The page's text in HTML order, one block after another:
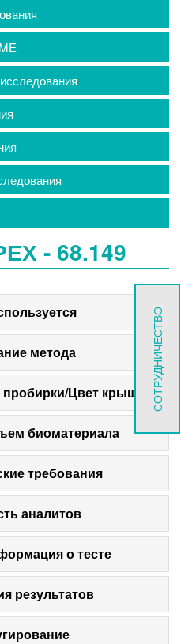
- 68.149
метода
Цвет крышки
биоматериала
требования
аналитов
о тесте
результатов
СОТРУДНИЧЕСТВО